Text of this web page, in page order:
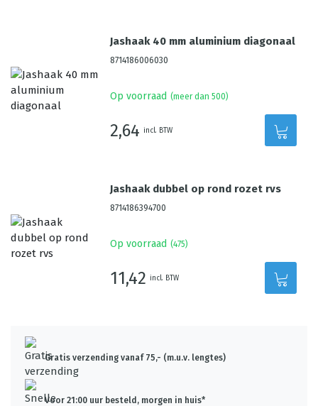
Jashaak 40 mm aluminium diagonaal
8714186006030
Op voorraad (meer dan 500)
2,64 incl. BTW
Jashaak dubbel op rond rozet rvs
8714186394700
Op voorraad (475)
11,42 incl. BTW
Gratis verzending vanaf 75,- (m.u.v. lengtes)
Voor 21:00 uur besteld, morgen in huis*